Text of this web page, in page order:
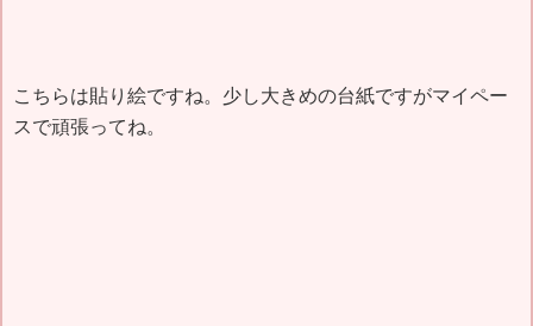
こちらは貼り絵ですね。少し大きめの台紙ですがマイペー
スで頑張ってね。